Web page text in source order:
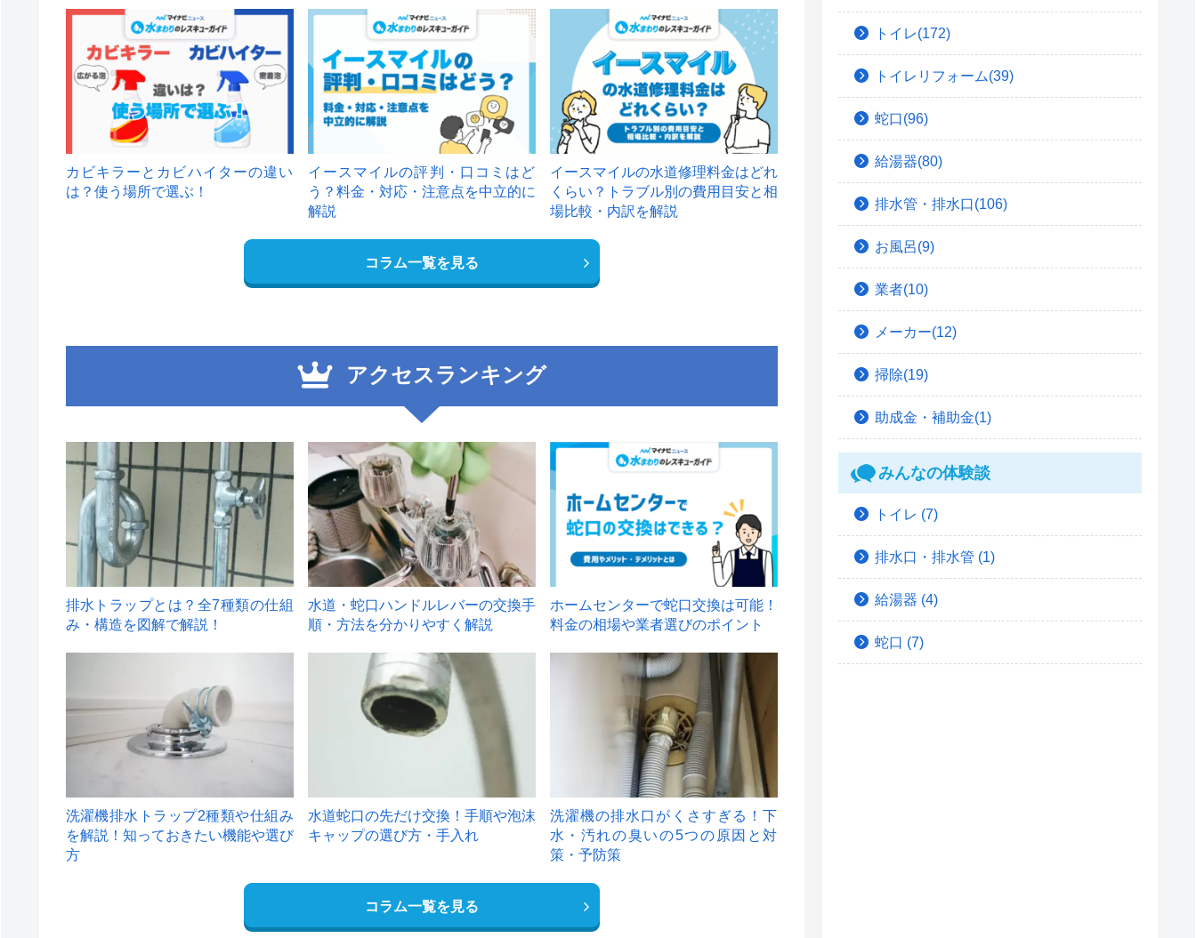
カビキラーとカビハイターの違い
は？使う場所で選ぶ！
イースマイルの評判・口コミはど
う？料金・対応・注意点を中立的に
解説
イースマイルの水道修理料金はどれ
くらい？トラブル別の費用目安と相
場比較・内訳を解説
コラム一覧を見る
アクセスランキング
1
排水トラップとは？全7種類の仕組
み・構造を図解で解説！
2
水道・蛇口ハンドルレバーの交換手
順・方法を分かりやすく解説
ホームセンターで蛇口交換は可能！
料金の相場や業者選びのポイント
洗濯機排水トラップ2種類や仕組み
を解説！知っておきたい機能や選び
方
水道蛇口の先だけ交換！手順や泡沫
キャップの選び方・手入れ
洗濯機の排水口がくさすぎる！下
水・汚れの臭いの5つの原因と対
策・予防策
コラム一覧を見る
トイレ(172)
トイレリフォーム(39)
蛇口(96)
給湯器(80)
排水管・排水口(106)
お風呂(9)
業者(10)
メーカー(12)
掃除(19)
助成金・補助金(1)
みんなの体験談
トイレ (7)
排水口・排水管 (1)
給湯器 (4)
蛇口 (7)